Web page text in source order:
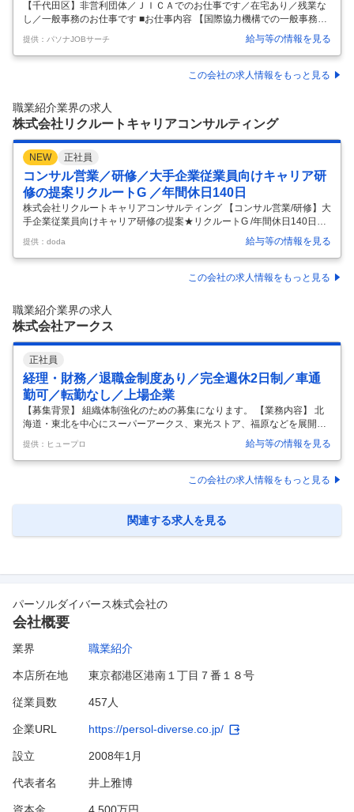
【千代田区】非営利団体／ＪＩＣＡでのお仕事です／在宅あり／残業な
し／一般事務のお仕事です ■お仕事内容 【国際協力機構での一般事務の
お仕事】・各種手続き業務（内部システム使用）・海外協力隊等派遣に
関する各種データの集計・各種法人文書の管理・ファイリング・PCを用
いた各種資料の作成・旅費・交通費等の経理処理業務・各機関、及び旅
行代理店等との連絡調整補助・その他、課長が指示する業務≪おすすめ
火・水・木・金 9:30～17:15 （実働7時間）休憩45分 （残業の目安）残
業なし 正社員の方から引継ぎを受けていただきます。 ■在宅勤
提供：パソナJOBサーチ 給与等の情報を見る
この会社の求人情報をもっと見る
職業紹介業界の求人
株式会社リクルートキャリアコンサルティング
NEW 正社員
コンサル営業／研修／大手企業従業員向けキャリア研
修の提案リクルートG ／年間休日140日
株式会社リクルートキャリアコンサルティング 【コンサル営業/研修】大
手企業従業員向けキャリア研修の提案★リクルートG /年間休日140日
【仕事内容】 【コンサル営業/研修】大手企業従業員向けキャリア研修の
提案★リクルートG /年間休日140日 【具体的な仕事内容】 ＜昨今注目の
キャリア自律・キャリア支援に関心のある方にお勧め／クライアントに
伴走しながらの一緒に新しいソリューションを生み出すことが可能＞ 大
顧客の事業戦略に基づき、人事の理想像や課題設定を行い、キャリア開
発研修を通じて人材・組織変革を支援します。 ■業務内容 ・大手
提供：doda 給与等の情報を見る
この会社の求人情報をもっと見る
職業紹介業界の求人
株式会社アークス
正社員
経理・財務／退職金制度あり／完全週休2日制／車通
勤可／転勤なし／上場企業
【募集背景】 組織体制強化のための募集になります。 【業務内容】 北
海道・東北を中心にスーパーアークス、東光ストア、福原などを展開し
地域住民の生活を支える当社。 入社後は経理財務グループにて決算や資
金調達など一連の業務を担っていただきます。 ＜具体的には＞ ◆グルー
プ全体とアークス個社の資金計画の立案および財務諸表の作成支援 ◆グ
ループ全体とアークス個社の資金調達および運用 ◆金融動向の情報収
費税等、各種税務申告 ◆決算資料の作成(有報・短信） ◆M&Aにおける
デューデリ業務 【仕事の魅力】 八ヶ岳連峰経営にて流通・小売業界で
提供：ヒュープロ 給与等の情報を見る
この会社の求人情報をもっと見る
関連する求人を見る
パーソルダイバース株式会社の
会社概要
業界 職業紹介
本店所在地 東京都港区港南１丁目７番１８号
従業員数 457人
企業URL https://persol-diverse.co.jp/
設立 2008年1月
代表者名 井上雅博